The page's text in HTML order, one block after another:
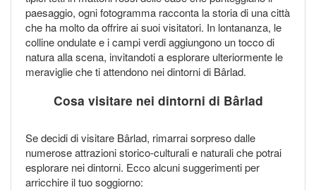
paesaggio, ogni fotogramma racconta la storia di una città
che ha molto da offrire ai suoi visitatori. In lontananza, le
colline ondulate e i campi verdi aggiungono un tocco di
natura alla scena, invitandoti a esplorare ulteriormente le
meraviglie che ti attendono nei dintorni di Bârlad.
Cosa visitare nei dintorni di Bârlad
Se decidi di visitare Bârlad, rimarrai sorpreso dalle
numerose attrazioni storico-culturali e naturali che potrai
esplorare nei dintorni. Ecco alcuni suggerimenti per
arricchire il tuo soggiorno: